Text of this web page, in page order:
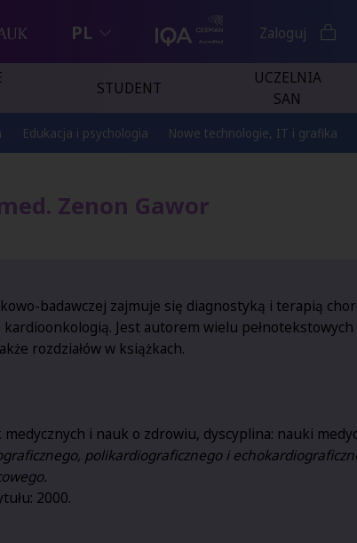
PL Zaloguj
STUDENT
UCZELNIA
SAN
Edukacja i psychologia Nowe technologie, IT i grafika
Zenon Gawor
badawczej zajmuje się diagnostyką i terapią
Jest autorem wielu
rozdziałów w książkach.
i nauk o zdrowiu, dyscyplina: nauki
polikardiograficznego i
2000.